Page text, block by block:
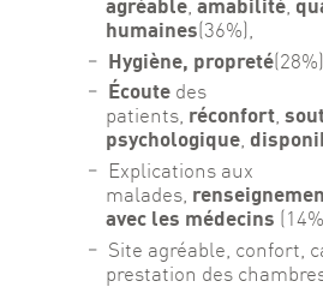
agréable, amabilité,
humaines(36%),
Hygiène, propreté(28%),
Écoute des
patients, réconfort,
psychologique,
Explications aux
malades,
avec les médecins
Site agréable, confort,
prestation des